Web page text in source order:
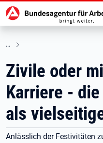
zu den Hauptinhalten springen
Zivile oder
Karriere -
als
Anlässlich der Festivitäten